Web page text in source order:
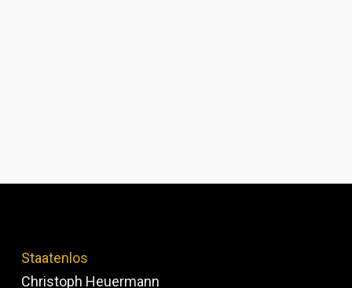
Staatenlos
Christoph Heuermann